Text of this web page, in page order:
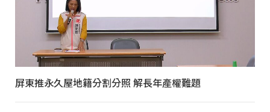
屏東推永久屋地籍分割分照 解長年產權難題